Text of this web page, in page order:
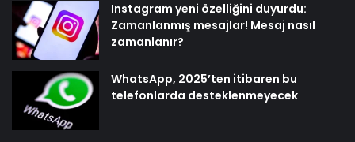
Instagram yeni özelliğini duyurdu:
Zamanlanmış mesajlar! Mesaj nasıl
zamanlanır?
WhatsApp, 2025’ten itibaren bu
telefonlarda desteklenmeyecek